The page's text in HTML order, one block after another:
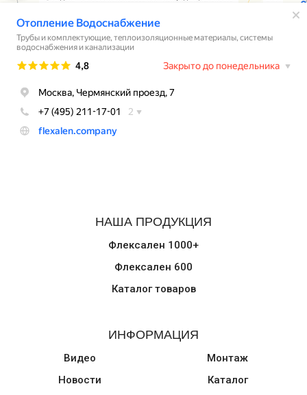
НАША ПРОДУКЦИЯ
Флексален 1000+
Флексален 600
Каталог товаров
ИНФОРМАЦИЯ
Видео
Новости
Монтаж
Каталог